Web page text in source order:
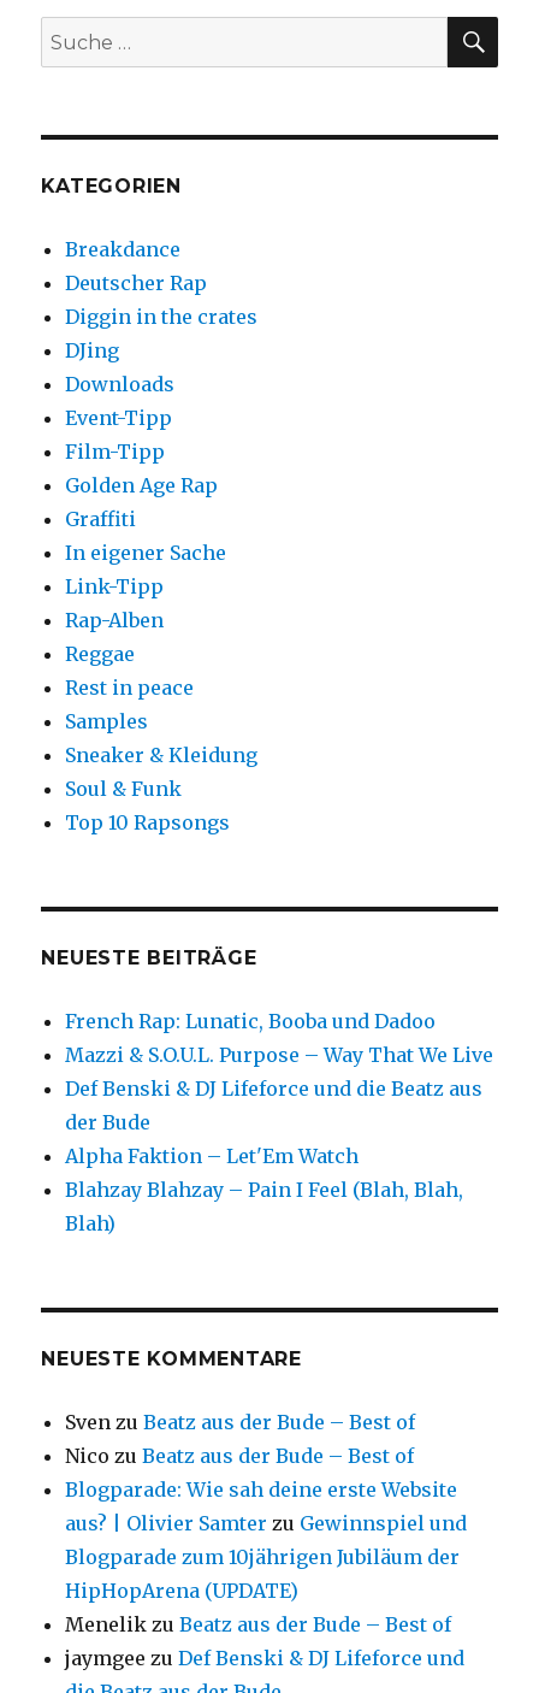
About
Suche
nach:
KATEGORIEN
Breakdance
Deutscher Rap
Diggin in the crates
DJing
Downloads
Event-Tipp
Film-Tipp
Golden Age Rap
Graffiti
In eigener Sache
Link-Tipp
Rap-Alben
Reggae
Rest in peace
Samples
Sneaker & Kleidung
Soul & Funk
Top 10 Rapsongs
NEUESTE BEITRÄGE
French Rap: Lunatic, Booba und Dadoo
Mazzi & S.O.U.L. Purpose – Way That We Live
Def Benski & DJ Lifeforce und die Beatz aus
der Bude
Alpha Faktion – Let'Em Watch
Blahzay Blahzay – Pain I Feel (Blah, Blah,
Blah)
NEUESTE KOMMENTARE
Sven zuBeatz aus der Bude – Best of
Nico zuBeatz aus der Bude – Best of
Blogparade: Wie sah deine erste Website
aus? | Olivier Samter zu Gewinnspiel und
Blogparade zum 10jährigen Jubiläum der
HipHopArena (UPDATE)
Menelik zuBeatz aus der Bude – Best of
jaymgee zuDef Benski & DJ Lifeforce und